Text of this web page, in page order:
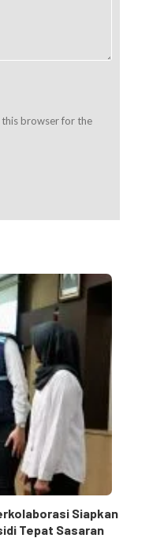
this browser for the
Siapkan
Tepat Sasaran